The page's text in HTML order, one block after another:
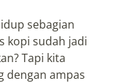
sebagian
kopi sudah jadi
Tapi kita
dengan ampas